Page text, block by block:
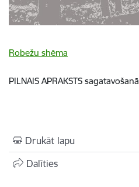
Robežu shēma
PILNAIS APRAKSTS sagatavošanā
Drukāt lapu
Dalīties